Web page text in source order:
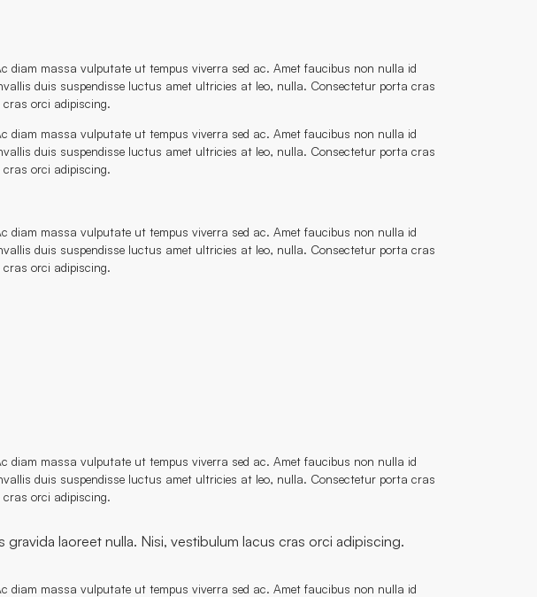
diam massa vulputate ut tempus viverra sed ac. Amet faucibus non nulla id
duis suspendisse luctus amet ultricies at leo, nulla. Consectetur porta cras
orci adipiscing.
diam massa vulputate ut tempus viverra sed ac. Amet faucibus non nulla id
duis suspendisse luctus amet ultricies at leo, nulla. Consectetur porta cras
orci adipiscing.
diam massa vulputate ut tempus viverra sed ac. Amet faucibus non nulla id
duis suspendisse luctus amet ultricies at leo, nulla. Consectetur porta cras
orci adipiscing.
diam massa vulputate ut tempus viverra sed ac. Amet faucibus non nulla id
duis suspendisse luctus amet ultricies at leo, nulla. Consectetur porta cras
orci adipiscing.
laoreet nulla. Nisi, vestibulum lacus cras orci adipiscing.
diam massa vulputate ut tempus viverra sed ac. Amet faucibus non nulla id